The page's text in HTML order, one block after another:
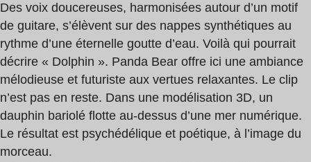
Des voix doucereuses, harmonisées autour d’un motif
de guitare, s’élèvent sur des nappes synthétiques au
rythme d’une éternelle goutte d’eau. Voilà qui pourrait
décrire « Dolphin ». Panda Bear offre ici une ambiance
mélodieuse et futuriste aux vertues relaxantes. Le clip
n’est pas en reste. Dans une modélisation 3D, un
dauphin bariolé flotte au-dessus d’une mer numérique.
Le résultat est psychédélique et poétique, à l’image du
morceau.